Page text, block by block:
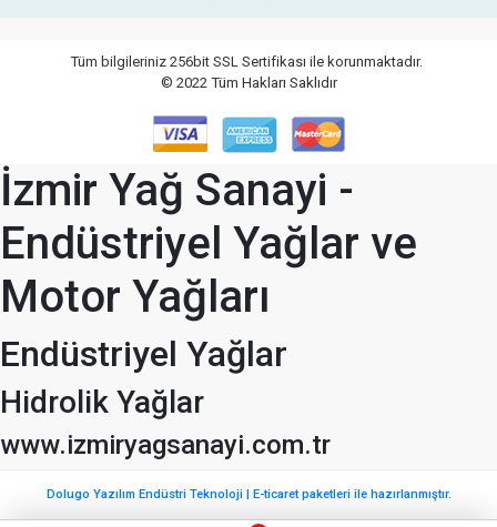
Tüm bilgileriniz 256bit SSL Sertifikası ile korunmaktadır.
© 2022 Tüm Hakları Saklıdır
İzmir Yağ Sanayi -
Endüstriyel Yağlar ve
Motor Yağları
Endüstriyel Yağlar
Hidrolik Yağlar
www.izmiryagsanayi.com.tr
Dolugo Yazılım Endüstri Teknoloji | E-ticaret paketleri ile hazırlanmıştır.